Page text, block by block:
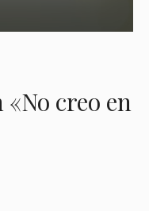
creo en